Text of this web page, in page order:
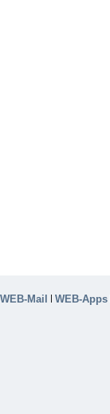
WEB-Mail | WEB-Apps